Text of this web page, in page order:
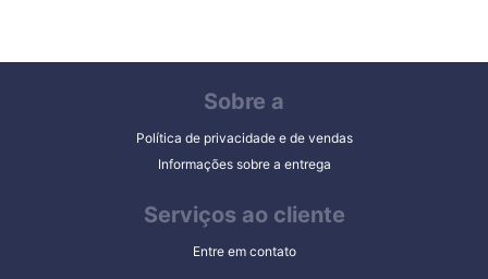
Sobre a
Política de privacidade e de vendas
Informações sobre a entrega
Serviços ao cliente
Entre em contato